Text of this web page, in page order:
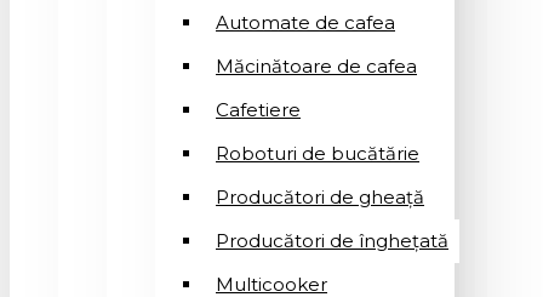
Automate de cafea
Măcinătoare de cafea
Cafetiere
Roboturi de bucătărie
Producători de gheață
Producători de înghețată
Multicooker